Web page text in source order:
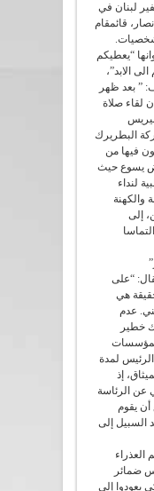
لبنان في
قائمقام
“يعطيكم
الابد”،
” بعد ظهر
لقاء صلاة
البطريرك
فيها من
يسوع حيث
لنداء
والكهنة
إلى
“على
هي
عدم
خطير
لمدة
إذ
عن الرئاسة
أن يقوم
السبيل إلى
العذراء
ضمائر
يعودوا إلى